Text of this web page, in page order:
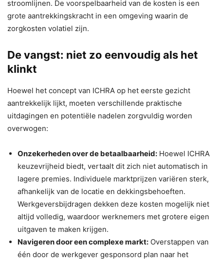
stroomlijnen. De voorspelbaarheid van de kosten is een
grote aantrekkingskracht in een omgeving waarin de
zorgkosten volatiel zijn.
De vangst: niet zo eenvoudig als het
klinkt
Hoewel het concept van ICHRA op het eerste gezicht
aantrekkelijk lijkt, moeten verschillende praktische
uitdagingen en potentiële nadelen zorgvuldig worden
overwogen:
Onzekerheden over de betaalbaarheid: Hoewel ICHRA
keuzevrijheid biedt, vertaalt dit zich niet automatisch in
lagere premies. Individuele marktprijzen variëren sterk,
afhankelijk van de locatie en dekkingsbehoeften.
Werkgeversbijdragen dekken deze kosten mogelijk niet
altijd volledig, waardoor werknemers met grotere eigen
uitgaven te maken krijgen.
Navigeren door een complexe markt: Overstappen van
één door de werkgever gesponsord plan naar het